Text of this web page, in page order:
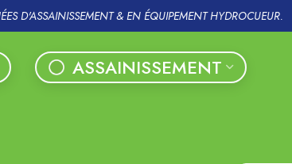
D'ASSAINISSEMENT & EN ÉQUIPEMENT HYDROCUEUR.
ASSAINISSEMENT